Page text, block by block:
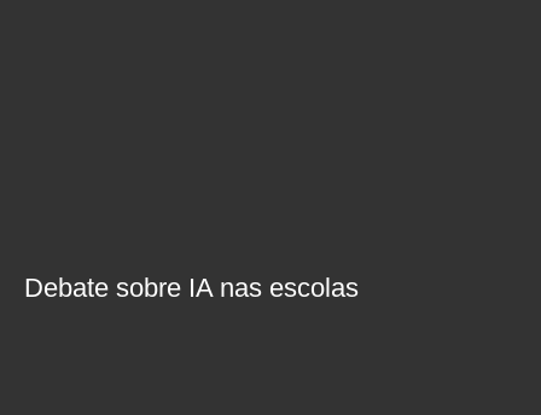
Debate sobre IA nas escolas